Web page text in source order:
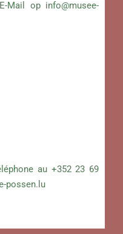
Mail op info@musee-
au +352 23 69
possen.lu